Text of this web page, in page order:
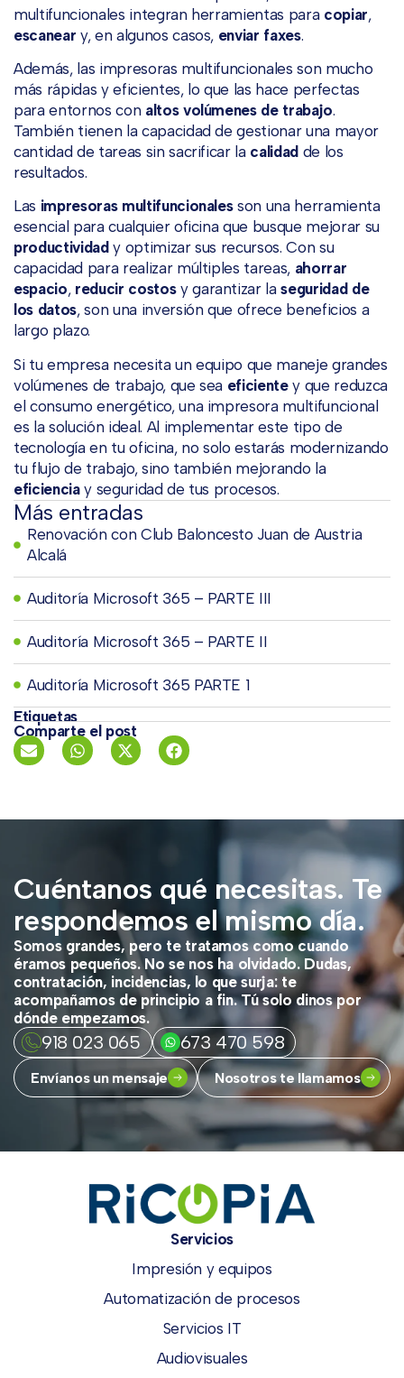
multifuncionales integran herramientas para copiar,
escanear y, en algunos casos, enviar faxes.
Además, las impresoras multifuncionales son mucho
más rápidas y eficientes, lo que las hace perfectas
para entornos con altos volúmenes de trabajo.
También tienen la capacidad de gestionar una mayor
cantidad de tareas sin sacrificar la calidad de los
resultados.
Las impresoras multifuncionalesson una herramienta
esencial para cualquier oficina que busque mejorar su
productividad y optimizar sus recursos. Con su
capacidad para realizar múltiples tareas, ahorrar
espacio, reducir costosy garantizar laseguridad de
los datos, son una inversión que ofrece beneficios a
largo plazo.
Si tu empresa necesita un equipo que maneje grandes
volúmenes de trabajo, que sea eficientey que reduzca
el consumo energético, una impresora multifuncional
es la solución ideal. Al implementar este tipo de
tecnología en tu oficina, no solo estarás modernizando
tu flujo de trabajo, sino también mejorando la
eficienciay seguridad de tus procesos.
Más entradas
Renovación con Club Baloncesto Juan de Austria
Alcalá
Auditoría Microsoft 365 – PARTE III
Auditoría Microsoft 365 – PARTE II
Auditoría Microsoft 365 PARTE 1
Etiquetas
Comparte el post
Cuéntanos qué necesitas. Te
respondemos el mismo día.
Somos grandes, pero te tratamos como cuando
éramos pequeños. No se nos ha olvidado. Dudas,
contratación, incidencias, lo que surja: te
acompañamos de principio a fin. Tú solo dinos por
dónde empezamos.
918 023 065 673 470 598
Envíanos un mensaje Nosotros te llamamos
Servicios
Impresión y equipos
Automatización de procesos
Servicios IT
Audiovisuales